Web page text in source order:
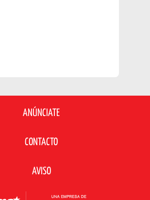
ANÚNCIATE
CONTACTO
AVISO